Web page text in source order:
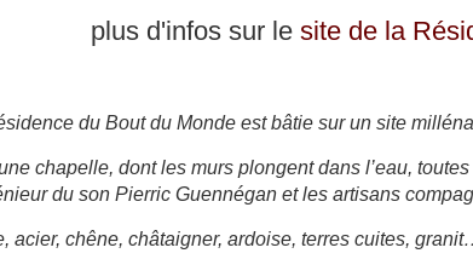
plus d'infos sur le site de la
du Bout du Monde est bâtie sur un site
chapelle, dont les murs plongent dans l’eau,
du son Pierric Guennégan et les artisans
acier, chêne, châtaigner, ardoise, terres cuites, granit